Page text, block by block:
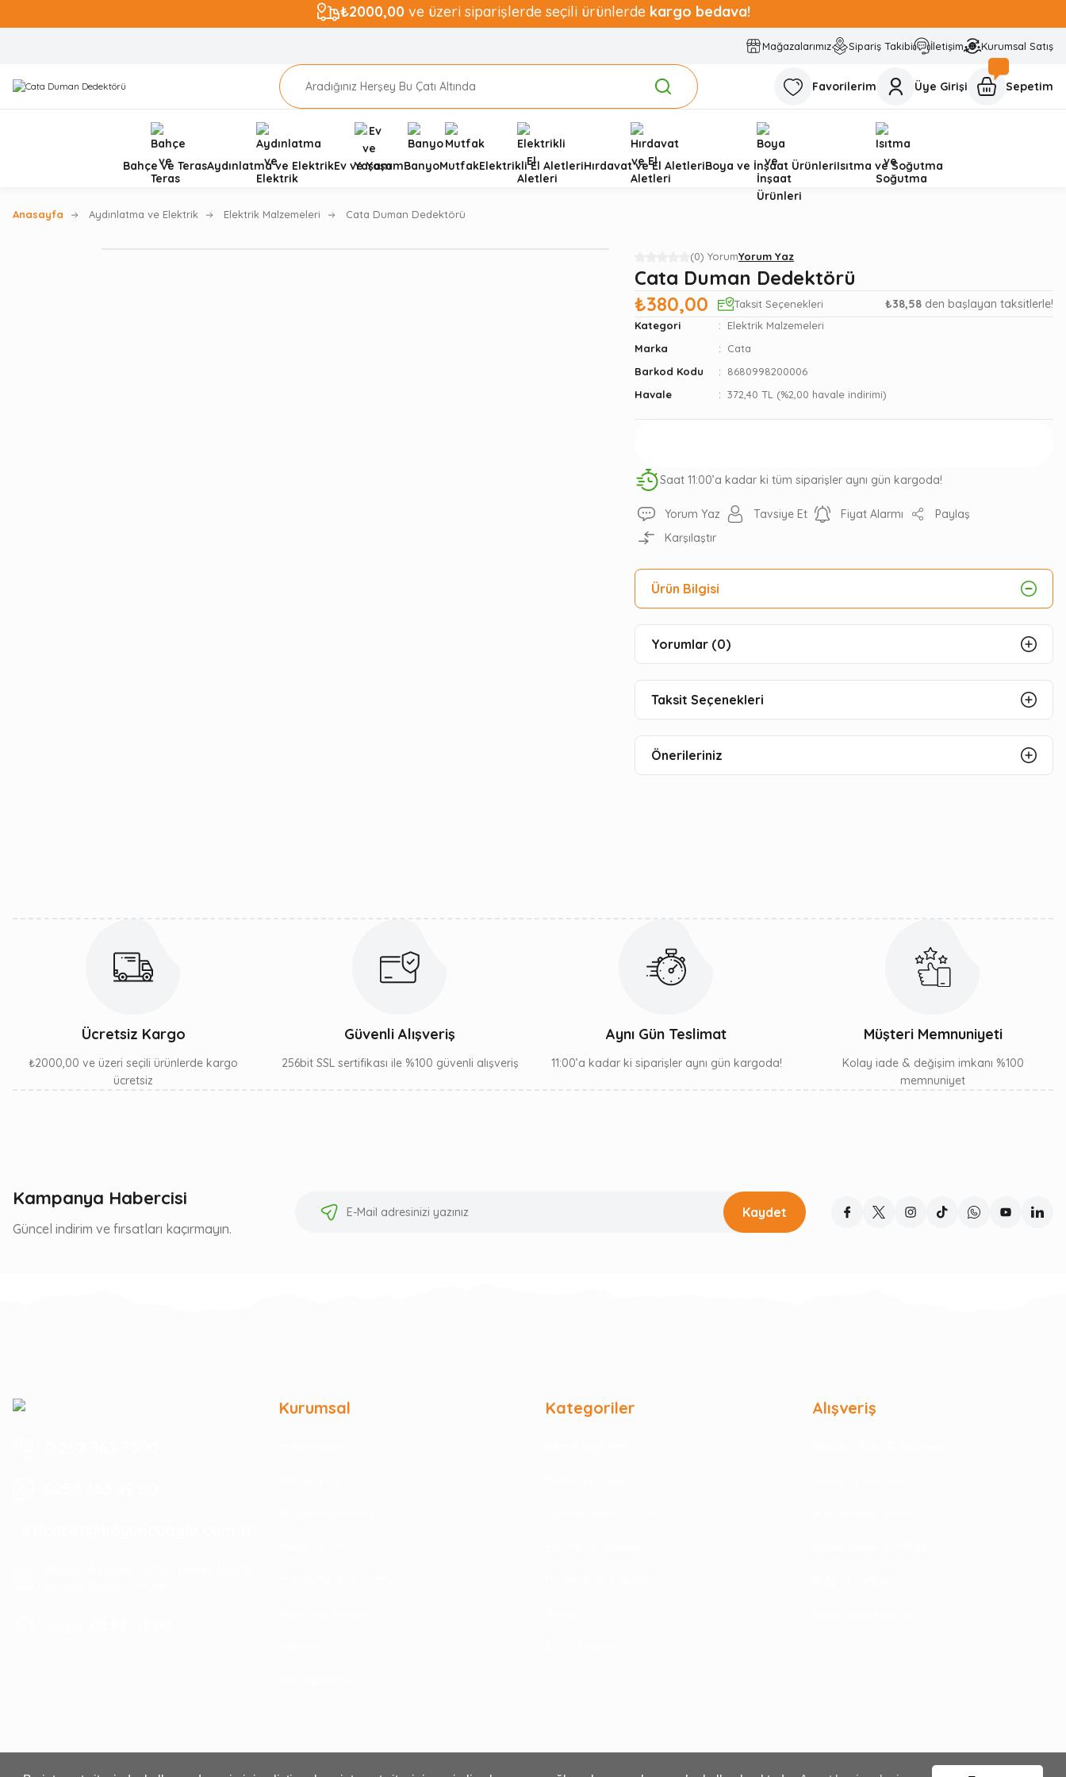
₺2000,00ve üzeri siparişlerde seçili ürünlerde kargo bedava!
Mağazalarımız Sipariş Takibi İletişim Kurumsal Satış
Favorilerim Üye Girişi Sepetim
Bahçe ve TerasAydınlatma ve ElektrikEv ve YaşamBanyoMutfakElektrikli El AletleriHırdavat ve El AletleriBoya ve İnşaat ÜrünleriIsıtma ve Soğutma
Anasayfa Aydınlatma ve Elektrik Elektrik Malzemeleri Cata Duman Dedektörü
(0) YorumYorum Yaz
Cata Duman Dedektörü
₺380,00
Taksit Seçenekleri ₺38,58 den başlayan taksitlerle!
Kategori
Elektrik Malzemeleri
Marka
Cata
Barkod Kodu
8680998200006
Havale
372,40 TL (%2,00 havale indirimi)
Saat 11:00’a kadar ki tüm siparişler aynı gün kargoda!
Yorum Yaz Tavsiye Et Fiyat Alarmı
Paylaş
Karşılaştır
Ürün Bilgisi
Yorumlar (0)
Taksit Seçenekleri
Önerileriniz
₺380,00 Gelince Haber Ver
Ücretsiz Kargo
₺2000,00 ve üzeri seçili ürünlerde kargo
ücretsiz
Güvenli Alışveriş
256bit SSL sertifikası ile %100 güvenli alışveriş
Aynı Gün Teslimat
11:00’a kadar ki siparişler aynı gün kargoda!
Müşteri Memnuniyeti
Kolay iade & değişim imkanı %100
memnuniyet
Kampanya Habercisi
Güncel indirim ve fırsatları kaçırmayın.
Kaydet
Kurumsal Kategoriler Alışveriş